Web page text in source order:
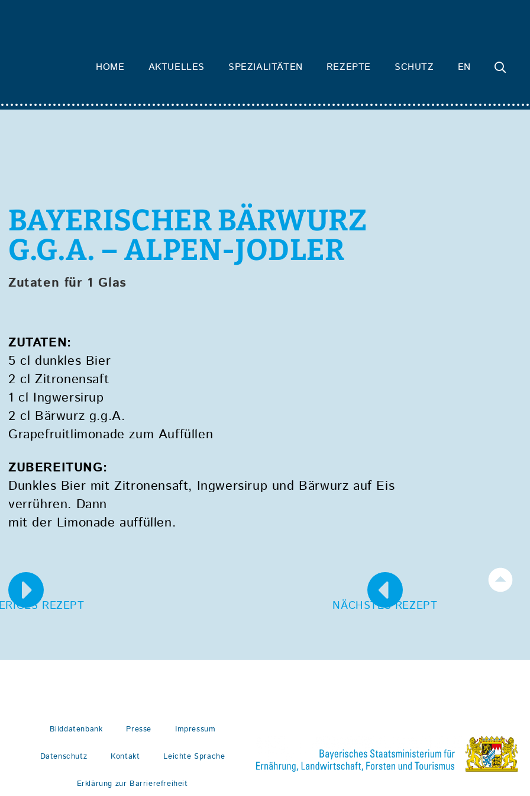
HOME AKTUELLES SPEZIALITÄTEN REZEPTE SCHUTZ EN
BAYERISCHER BÄRWURZ
G.G.A. – ALPEN-JODLER
Zutaten für 1 Glas
ZUTATEN:
5 cl dunkles Bier
2 cl Zitronensaft
1 cl Ingwersirup
2 cl Bärwurz g.g.A.
Grapefruitlimonade zum Auffüllen
ZUBEREITUNG:
Dunkles Bier mit Zitronensaft, Ingwersirup und Bärwurz auf Eis
verrühren. Dann
mit der Limonade auffüllen.
NÄCHSTES REZEPT
REZEPT
Bilddatenbank Presse Impressum
Datenschutz Kontakt Leichte Sprache
Erklärung zur Barrierefreiheit